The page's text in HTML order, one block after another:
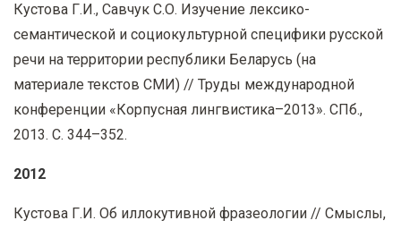
Кустова Г.И., Савчук С.О. Изучение лексико-
семантической и социокультурной специфики русской
речи на территории республики Беларусь (на
материале текстов СМИ) // Труды международной
конференции «Корпусная лингвистика–2013». СПб.,
2013. С. 344–352.
2012
Кустова Г.И. Об иллокутивной фразеологии // Смыслы,